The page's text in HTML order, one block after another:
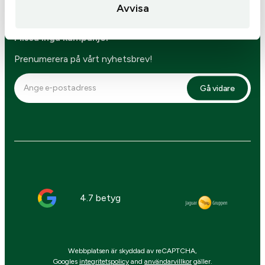
Avvisa
Missa inga kampanjer
Prenumerera på vårt nyhetsbrev!
Gå vidare
4.7 betyg
Webbplatsen är skyddad av reCAPTCHA,
Googles integritetspolicy and användarvillkor gäller.